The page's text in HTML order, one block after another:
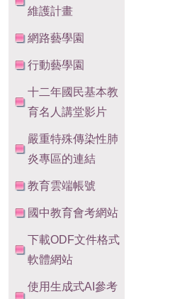
維護計畫
網路藝學園
行動藝學園
十二年國民基本教
育名人講堂影片
嚴重特殊傳染性肺
炎專區的連結
教育雲端帳號
國中教育會考網站
下載ODF文件格式
軟體網站
使用生成式AI參考